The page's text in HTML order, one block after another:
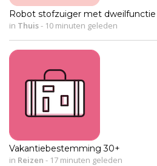
Robot stofzuiger met dweilfunctie
in Thuis- 10 minuten geleden
Vakantiebestemming 30+
in Reizen - 17 minuten geleden